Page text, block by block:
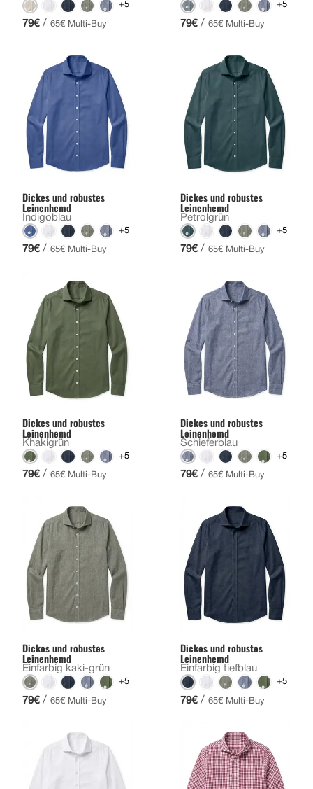
+5
79€ / 65€ Multi-Buy
+5
79€ / 65€ Multi-Buy
Dickes und robustes
Leinenhemd
Indigoblau
+5
79€ / 65€ Multi-Buy
Dickes und robustes
Leinenhemd
Petrolgrün
+5
79€ / 65€ Multi-Buy
Dickes und robustes
Leinenhemd
Khakigrün
+5
79€ / 65€ Multi-Buy
Dickes und robustes
Leinenhemd
Schieferblau
+5
79€ / 65€ Multi-Buy
Dickes und robustes
Leinenhemd
Einfarbig kaki-grün
+5
79€ / 65€ Multi-Buy
Dickes und robustes
Leinenhemd
Einfarbig tiefblau
+5
79€ / 65€ Multi-Buy